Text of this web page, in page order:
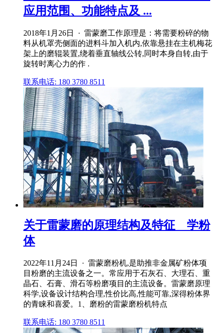
应用范围、功能特点及 ...
2018年1月26日 · 雷蒙磨工作原理是：将需要粉碎的物
料从机罩壳侧面的进料斗加入机内,依靠悬挂在主机梅花
架上的磨辊装置,绕着垂直轴线公转,同时本身自转,由于
旋转时离心力的作 .
联系电话: 180 3780 8511
关于雷蒙磨的原理结构及特征 _ 学粉
体
2022年11月24日 · 雷蒙磨粉机,是助推非金属矿粉体项
目粉磨的主流设备之一。常应用于石灰石、大理石、重
晶石、石膏、滑石等粉磨项目的主流设备。雷蒙磨原理
科学,设备设计结构合理,性价比高,性能可靠,深得粉体界
的青睐和喜爱。1、磨粉的雷蒙磨粉机特点
联系电话: 180 3780 8511